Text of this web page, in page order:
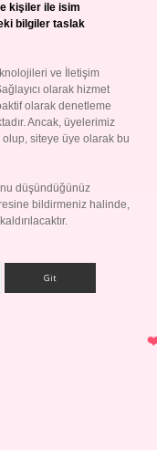
kişiler ile isim
bilgiler taslak
ve İletişim
olarak hizmet
olarak denetleme
Ancak, üyelerimiz
olup, siteye üye olarak bu
düşündüğünüz
bildirmeniz halinde,